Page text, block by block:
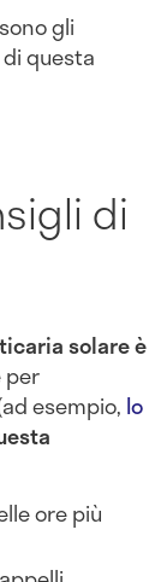
gli
questa
di
solare è
per
esempio, lo
ore più